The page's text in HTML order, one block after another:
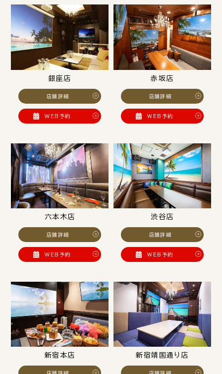
銀座店
店舗詳細
WEB予約
赤坂店
店舗詳細
WEB予約
六本木店
店舗詳細
WEB予約
渋谷店
店舗詳細
WEB予約
新宿本店
店舗詳細
新宿靖国通り店
店舗詳細